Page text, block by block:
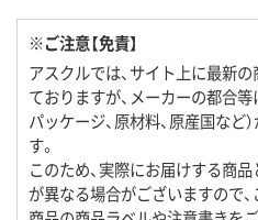
※ご注意【免責】
アスクルでは、サイト上に最新
ておりますが、メーカーの都合等
パッケージ、原材料、原産国など
す。
このため、実際にお届けする商
が異なる場合がございますので